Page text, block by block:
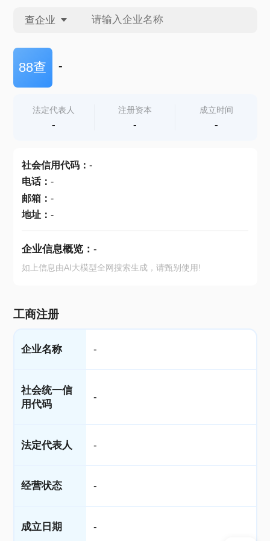
查企业
查企业
查产地
88查 -
法定代表人
-
注册资本
-
成立时间
-
社会信用代码： -
电话： -
邮箱： -
地址： -
企业信息概览： -
如上信息由AI大模型全网搜索生成，请甄别使用!
工商注册
企业名称 -
社会统一信
用代码
-
法定代表人 -
经营状态 -
成立日期 -